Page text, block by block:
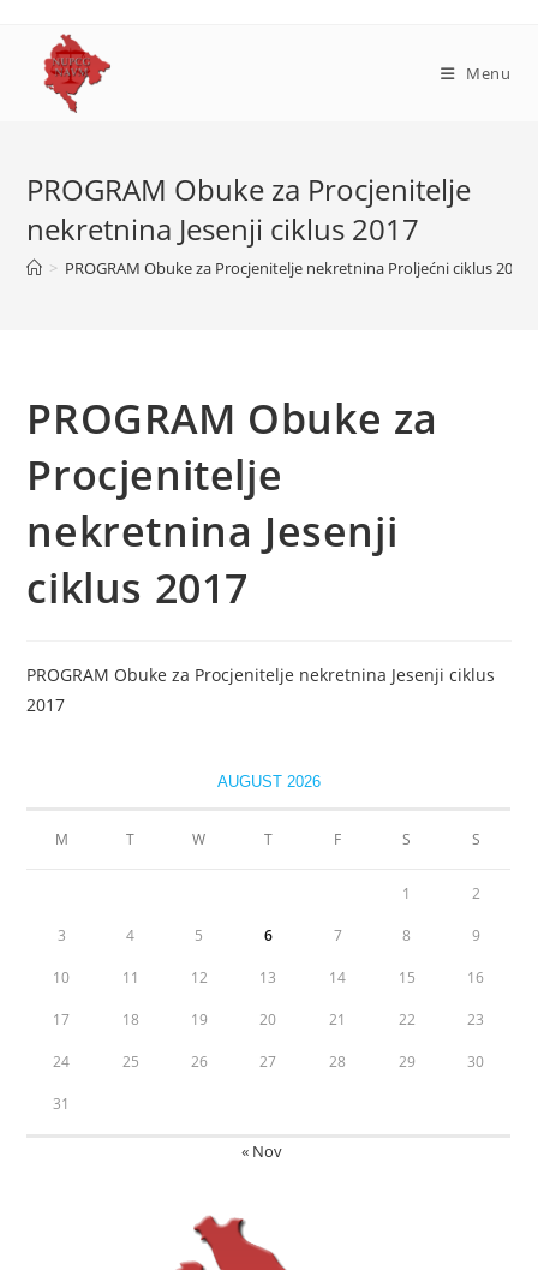
content
Menu
PROGRAM Obuke za Procjenitelje
nekretnina Jesenji ciklus 2017
> PROGRAM Obuke za Procjenitelje nekretnina Proljećni ciklus 2018
PROGRAM Obuke za
Procjenitelje
nekretnina Jesenji
ciklus 2017
PROGRAM Obuke za Procjenitelje nekretnina Jesenji ciklus
2017
AUGUST 2026
M T W T F S S
1 2
3 4 5 6 7 8 9
10 11 12 13 14 15 16
17 18 19 20 21 22 23
24 25 26 27 28 29 30
31
« Nov